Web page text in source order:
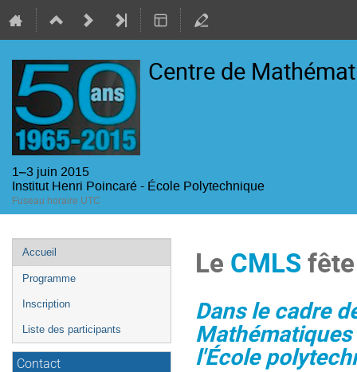
Centre de
1–3 juin 2015
Institut Henri Poincaré - École Polytechnique
Fuseau horaire UTC
Menu
de
l'événement
Accueil
Programme
Inscription
Liste des participants
Contact
Le CMLS
Dans le cadre
l'École